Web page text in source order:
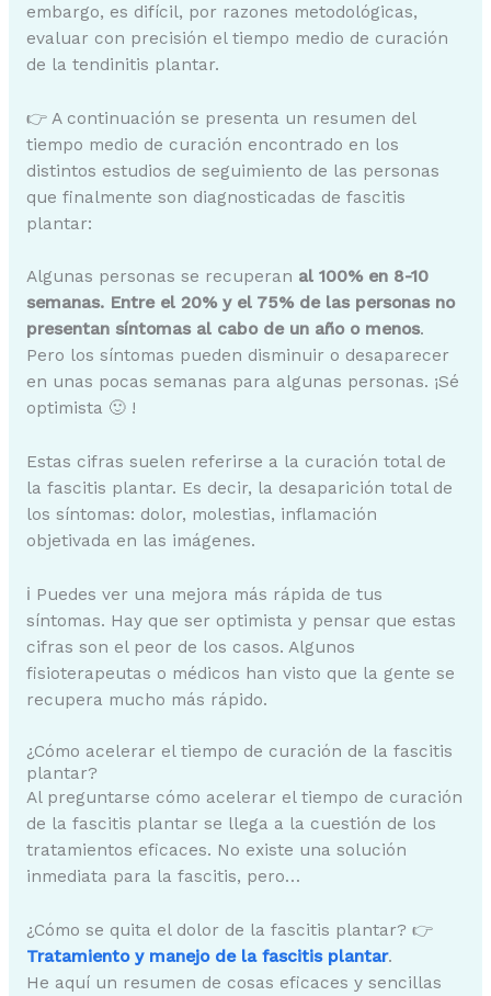
embargo, es difícil, por razones metodológicas,
evaluar con precisión el tiempo medio de curación
de la tendinitis plantar.
👉 A continuación se presenta un resumen del
tiempo medio de curación encontrado en los
distintos estudios de seguimiento de las personas
que finalmente son diagnosticadas de fascitis
plantar:
Algunas personas se recuperan al 100% en 8-10
semanas. Entre el 20% y el 75% de las personas no
presentan síntomas al cabo de un año o menos.
Pero los síntomas pueden disminuir o desaparecer
en unas pocas semanas para algunas personas. ¡Sé
optimista 🙂 !
Estas cifras suelen referirse a la curación total de
la fascitis plantar. Es decir, la desaparición total de
los síntomas: dolor, molestias, inflamación
objetivada en las imágenes.
ℹ️ Puedes ver una mejora más rápida de tus
síntomas. Hay que ser optimista y pensar que estas
cifras son el peor de los casos. Algunos
fisioterapeutas o médicos han visto que la gente se
recupera mucho más rápido.
¿Cómo acelerar el tiempo de curación de la fascitis
plantar?
Al preguntarse cómo acelerar el tiempo de curación
de la fascitis plantar se llega a la cuestión de los
tratamientos eficaces. No existe una solución
inmediata para la fascitis, pero…
¿Cómo se quita el dolor de la fascitis plantar? 👉
Tratamiento y manejo de la fascitis plantar.
He aquí un resumen de cosas eficaces y sencillas